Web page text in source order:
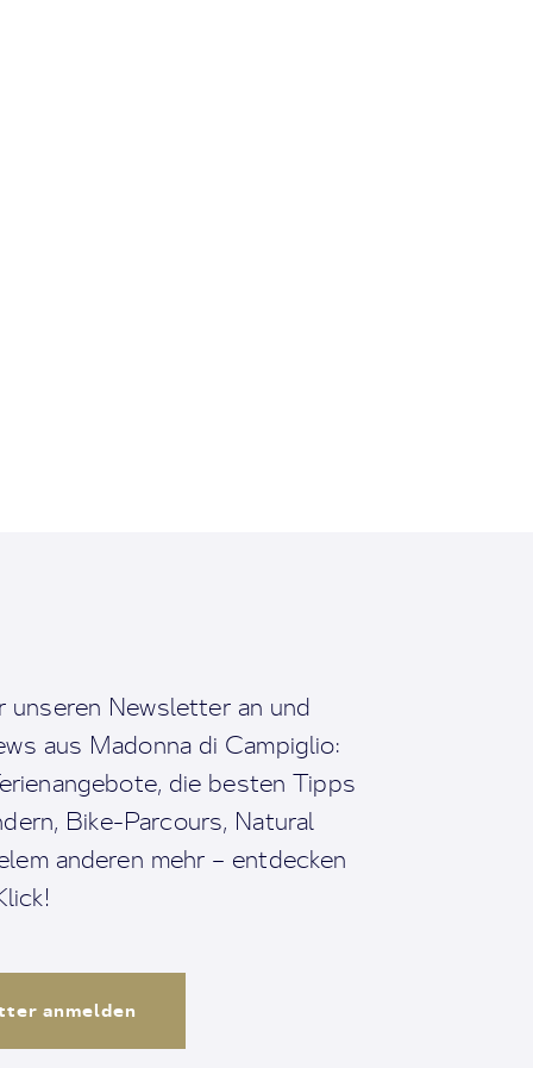
unseren Newsletter an und
aus Madonna di Campiglio:
die besten Tipps
Bike-Parcours, Natural
anderen mehr – entdecken
anmelden